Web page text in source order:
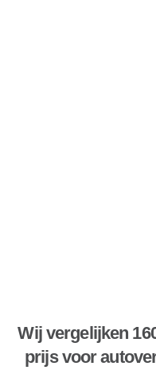
Wij vergelijken
prijs voor